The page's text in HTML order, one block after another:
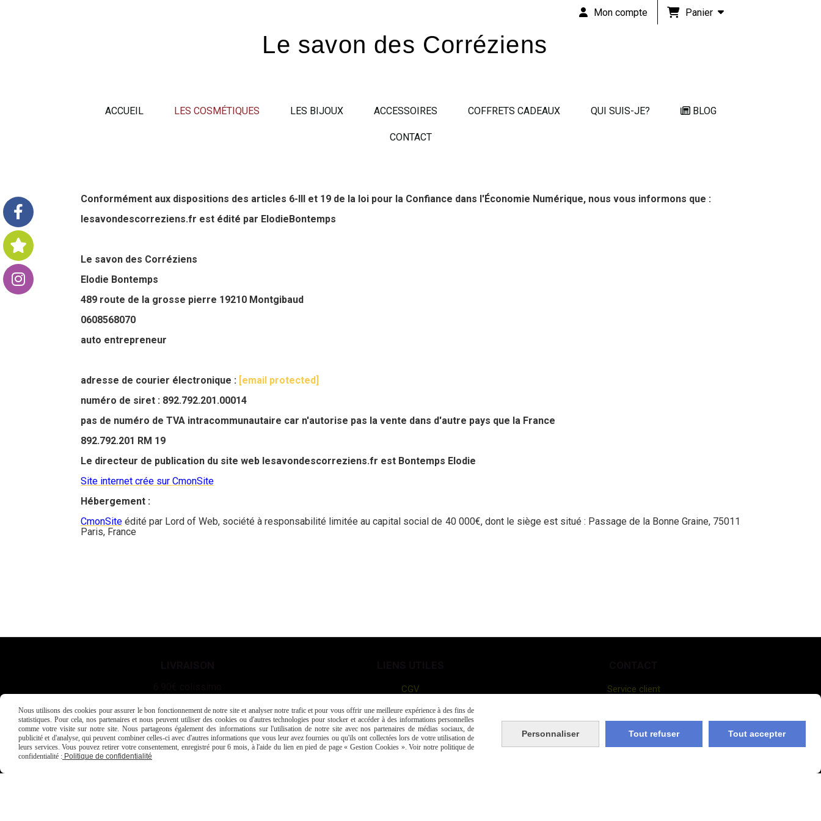
Le savon des Corréziens
Mon compte Panier
ACCUEIL LES COSMÉTIQUES LES BIJOUX ACCESSOIRES COFFRETS CADEAUX QUI SUIS-JE? BLOG
CONTACT
Conformément aux dispositions des articles 6-III et 19 de la loi pour la Confiance dans l'Économie Numérique, nous vous informons que :
lesavondescorreziens.fr est édité par ElodieBontemps
Le savon des Corréziens
Elodie Bontemps
489 route de la grosse pierre 19210 Montgibaud
0608568070
auto entrepreneur
adresse de courier électronique : [email protected]
numéro de siret : 892.792.201.00014
pas de numéro de TVA intracommunautaire car n'autorise pas la vente dans d'autre pays que la France
892.792.201 RM 19
Le directeur de publication du site web lesavondescorreziens.fr est Bontemps Elodie
Site internet crée sur CmonSite
Hébergement :
CmonSite édité par Lord of Web, société à responsabilité limitée au capital social de 40 000€, dont le siège est situé : Passage de la Bonne Graine, 75011
Paris, France
4.90€ Mondial Relay
Livraison offerte dès 80€ d'achat
CGV
Mentions légales
Service client
0973018493
Nous utilisons des cookies pour assurer le bon fonctionnement de notre site et analyser notre trafic et pour vous offrir une meilleure expérience à des fins de
statistiques. Pour cela, nos partenaires et nous peuvent utiliser des cookies ou d'autres technologies pour stocker et accéder à des informations personnelles
comme votre visite sur notre site. Nous partageons également des informations sur l'utilisation de notre site avec nos partenaires de médias sociaux, de
publicité et d'analyse, qui peuvent combiner celles-ci avec d'autres informations que vous leur avez fournies ou qu'ils ont collectées lors de votre utilisation de
leurs services. Vous pouvez retirer votre consentement, enregistré pour 6 mois, à l'aide du lien en pied de page « Gestion Cookies ». Voir notre politique de
confidentialité : Politique de confidentialité
Personnaliser Tout refuser Tout accepter